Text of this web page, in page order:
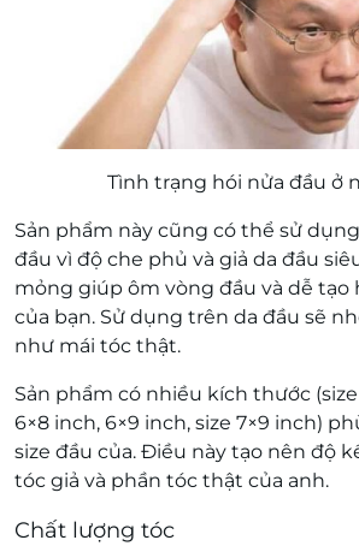
Tình trạng hói nửa đầu ở
Sản phẩm này cũng có thể sử
đầu vì độ che phủ và giả da đầu
mỏng giúp ôm vòng đầu và dễ tạo
của bạn. Sử dụng trên da đầu sẽ
như mái tóc thật.
Sản phẩm có nhiều kích thước (size
6×8 inch, 6×9 inch, size 7×9 inch)
size đầu của. Điều này tạo nên độ
tóc giả và phần tóc thật của anh.
Chất lượng tóc